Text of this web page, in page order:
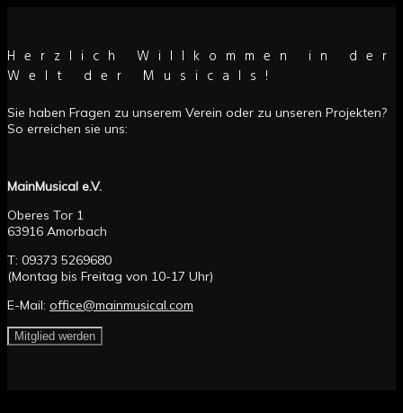
Herzlich Willkommen in der
Welt der Musicals!
Sie haben Fragen zu unserem Verein oder zu unseren Projekten?
So erreichen sie uns:
MainMusical e.V.
Oberes Tor 1
63916 Amorbach
T: 09373 5269680
(Montag bis Freitag von 10-17 Uhr)
E-Mail: office@mainmusical.com
Mitglied werden